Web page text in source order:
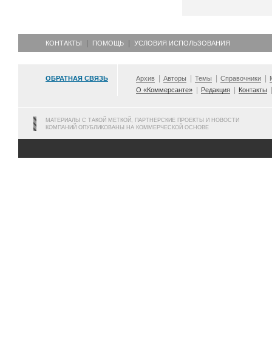
КОНТАКТЫ ПОМОЩЬ УСЛОВИЯ ИСПОЛЬЗОВАНИЯ
ОБРАТНАЯ СВЯЗЬ Архив Авторы Темы Справочники
О «Коммерсанте»
Редакция Контакты
МАТЕРИАЛЫ С ТАКОЙ МЕТКОЙ, ПАРТНЕРСКИЕ ПРОЕКТЫ И НОВОСТИ
КОМПАНИЙ ОПУБЛИКОВАНЫ НА КОММЕРЧЕСКОЙ ОСНОВЕ